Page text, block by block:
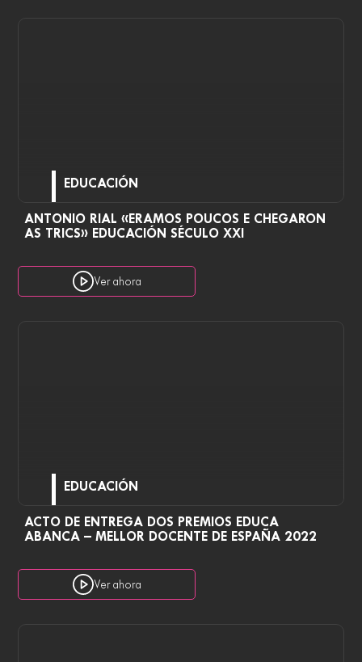
EDUCACIÓN
ANTONIO RIAL «ERAMOS POUCOS E CHEGARON
AS TRICS» EDUCACIÓN SÉCULO XXI
Ver ahora
EDUCACIÓN
ACTO DE ENTREGA DOS PREMIOS EDUCA
ABANCA – MELLOR DOCENTE DE ESPAÑA 2022
Ver ahora